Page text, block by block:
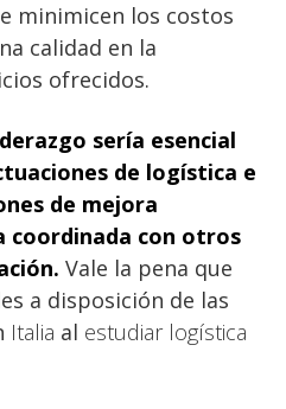
minimicen los costos
calidad en la
ofrecidos.
sería esencial
de logística e
de mejora
coordinada con otros
Vale la pena que
a disposición de las
Italia al estudiar logística